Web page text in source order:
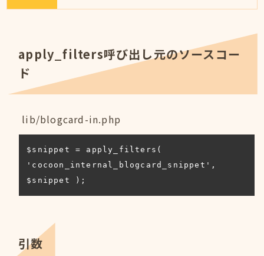
apply_filters呼び出し元のソースコー
ド
lib/blogcard-in.php
$snippet = apply_filters(
'cocoon_internal_blogcard_snippet',
$snippet );
引数